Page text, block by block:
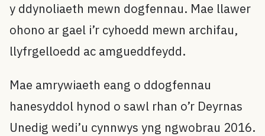
y ddynoliaeth mewn dogfennau. Mae llawer
ohono ar gael i’r cyhoedd mewn archifau,
llyfrgelloedd ac amgueddfeydd.
Mae amrywiaeth eang o ddogfennau
hanesyddol hynod o sawl rhan o’r Deyrnas
Unedig wedi’u cynnwys yng ngwobrau 2016.